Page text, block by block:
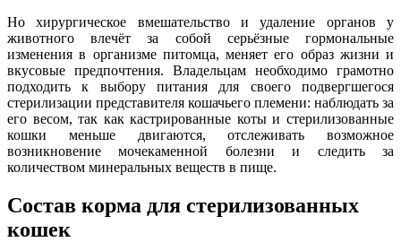
Но хирургическое вмешательство и удаление органов у
животного влечёт за собой серьёзные гормональные
изменения в организме питомца, меняет его образ жизни и
вкусовые предпочтения. Владельцам необходимо грамотно
подходить к выбору питания для своего подвергшегося
стерилизации представителя кошачьего племени: наблюдать за
его весом, так как кастрированные коты и стерилизованные
кошки меньше двигаются, отслеживать возможное
возникновение мочекаменной болезни и следить за
количеством минеральных веществ в пище.
Состав корма для стерилизованных
кошек